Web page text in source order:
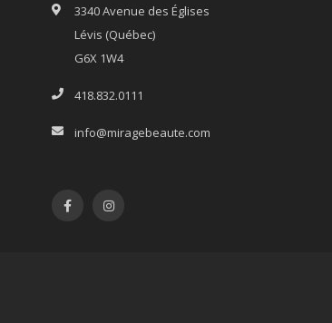
3340 Avenue des Églises
Lévis (Québec)
G6X 1W4
418.832.0111
info@miragebeaute.com